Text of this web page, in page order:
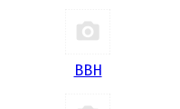
BBH